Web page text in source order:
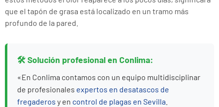
que el tapón de grasa está localizado en un tramo más
profundo de la pared.
🛠️ Solución profesional en Conlima:
«En Conlima contamos con un equipo multidisciplinar
de profesionales expertos en desatascos de
fregaderos y en control de plagas en Sevilla